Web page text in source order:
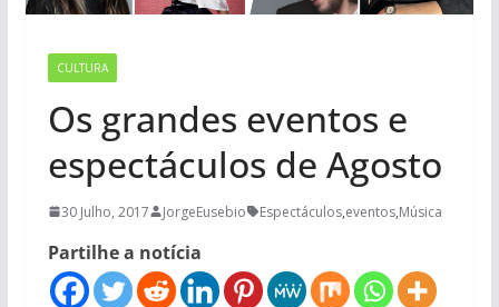
CULTURA
Os grandes eventos e
espectáculos de Agosto
30 Julho, 2017 JorgeEusebio Espectáculos,eventos,Música
Partilhe a notícia